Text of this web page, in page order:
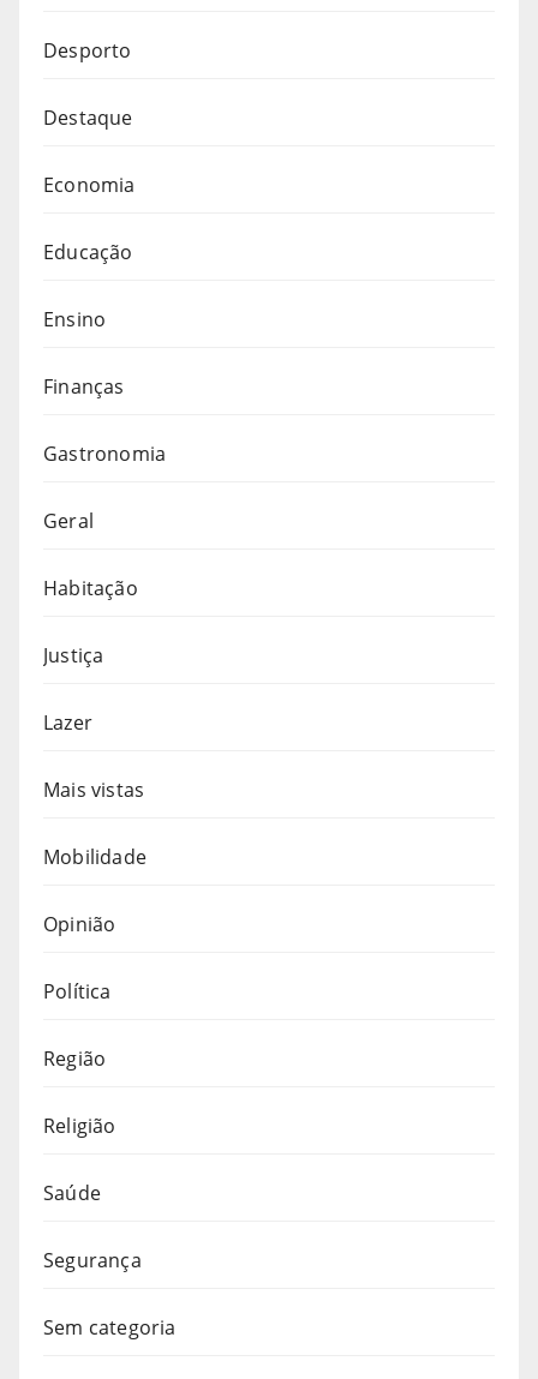
Desporto
Destaque
Economia
Educação
Ensino
Finanças
Gastronomia
Geral
Habitação
Justiça
Lazer
Mais vistas
Mobilidade
Opinião
Política
Região
Religião
Saúde
Segurança
Sem categoria